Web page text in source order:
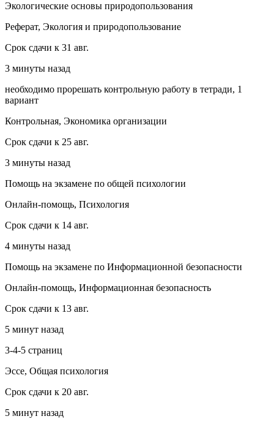
Экологические основы природопользования
Реферат, Экология и природопользование
Срок сдачи к 31 авг.
3 минуты назад
необходимо прорешать контрольную работу в тетради, 1
вариант
Контрольная, Экономика организации
Срок сдачи к 25 авг.
3 минуты назад
Помощь на экзамене по общей психологии
Онлайн-помощь, Психология
Срок сдачи к 14 авг.
4 минуты назад
Помощь на экзамене по Информационной безопасности
Онлайн-помощь, Информационная безопасность
Срок сдачи к 13 авг.
5 минут назад
3-4-5 страниц
Эссе, Общая психология
Срок сдачи к 20 авг.
5 минут назад